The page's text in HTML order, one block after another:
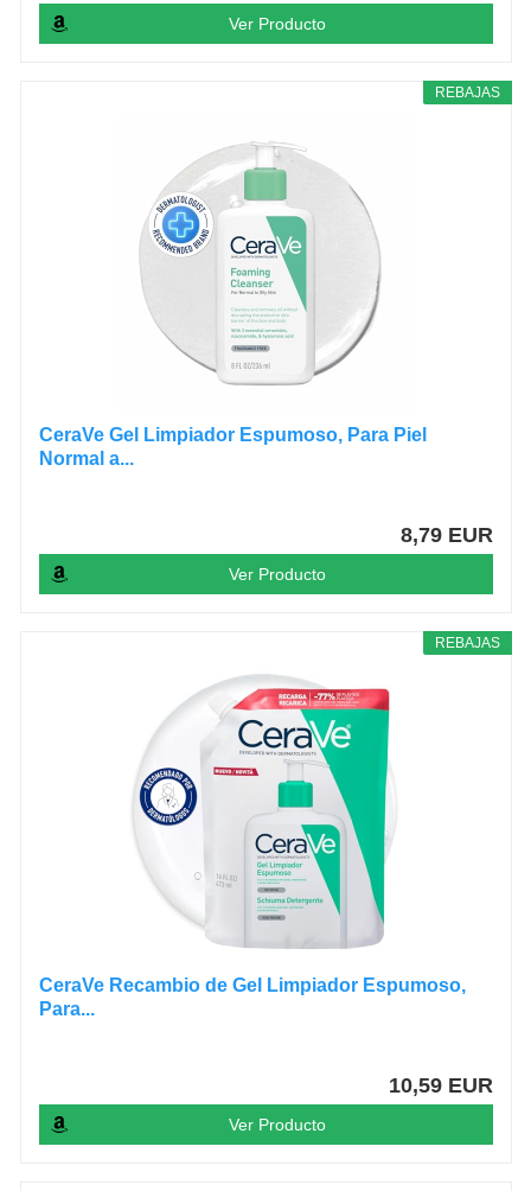
Ver Producto
REBAJAS
CeraVe Gel Limpiador Espumoso, Para Piel
Normal a...
8,79 EUR
Ver Producto
REBAJAS
CeraVe Recambio de Gel Limpiador Espumoso,
Para...
10,59 EUR
Ver Producto